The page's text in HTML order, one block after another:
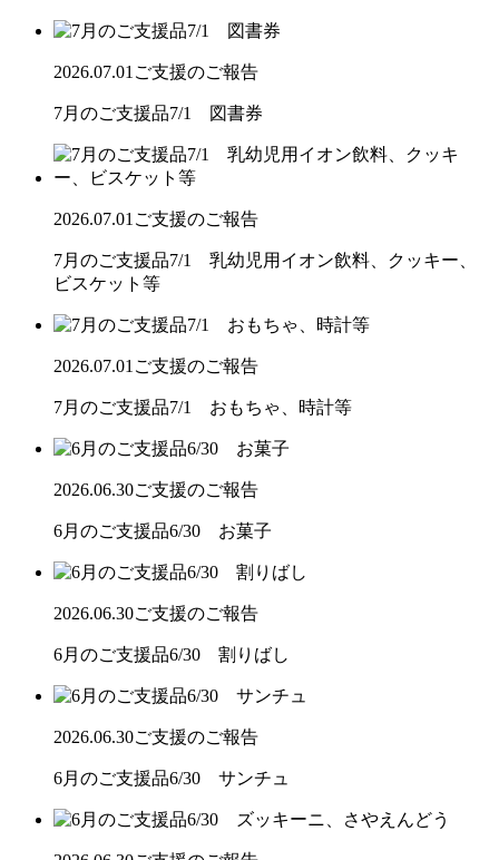
2026.07.01 ご支援のご報告
7月のご支援品7/1 図書券
2026.07.01 ご支援のご報告
7月のご支援品7/1 乳幼児用イオン飲料、クッキー、
ビスケット等
2026.07.01 ご支援のご報告
7月のご支援品7/1 おもちゃ、時計等
2026.06.30ご支援のご報告
6月のご支援品6/30 お菓子
2026.06.30ご支援のご報告
6月のご支援品6/30 割りばし
2026.06.30ご支援のご報告
6月のご支援品6/30 サンチュ